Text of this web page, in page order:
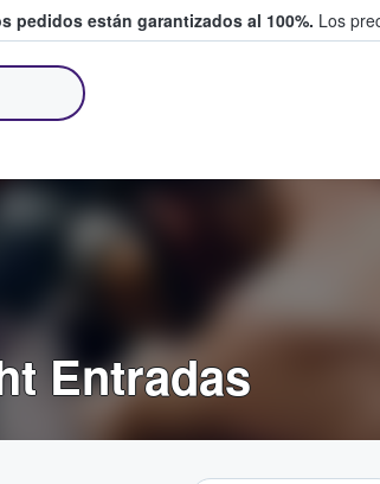
pedidos están garantizados al 100%. Los
Entradas